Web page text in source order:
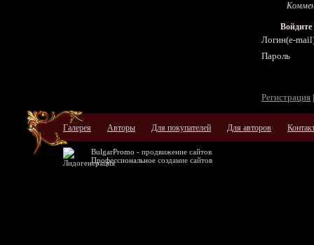
Логин(e-
Пароль
Регистрация
Галерея Авторы Для покупателей Для авторов
BulgarPromo - продвижение сайтов
Профессиональное создание сайтов